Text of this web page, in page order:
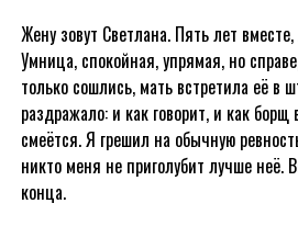
Жену зовут Светлана. Пять лет
Умница, спокойная, упрямая, но
только сошлись, мать встретила её в
раздражало: и как говорит, и как
смеётся. Я грешил на обычную
никто меня не приголубит лучше неё.
конца.